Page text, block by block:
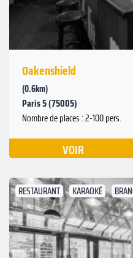
Oakenshield
(0.6km)
Paris 5 (75005)
Nombre de places : 2-100 pers.
VOIR
RESTAURANT KARAOKÉ